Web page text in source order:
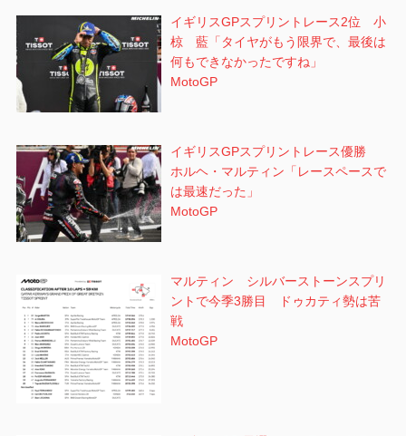
イギリスGPスプリントレース2位 小
椋 藍「タイヤがもう限界で、最後は
何もできなかったですね」
MotoGP
イギリスGPスプリントレース優勝
ホルヘ・マルティン「レースペースで
は最速だった」
MotoGP
マルティン シルバーストーンスプリ
ントで今季3勝目 ドゥカティ勢は苦
戦
MotoGP